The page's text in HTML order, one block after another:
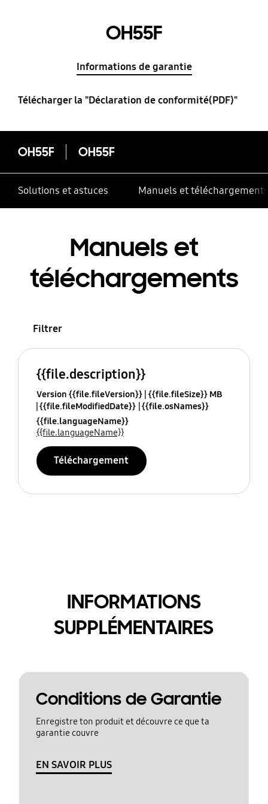
OH55F
Informations de garantie
Télécharger la "Déclaration de conformité(PDF)"
OH55F OH55F
Solutions et astuces Manuels et téléchargements
Manuels et
téléchargements
Filtrer
{{file.description}}
Version {{file.fileVersion}} {{file.fileSize}} MB
{{file.fileModifiedDate}} {{file.osNames}}
{{file.languageName}}
{{file.languageName}}
Téléchargement
INFORMATIONS
SUPPLÉMENTAIRES
Conditions de Garantie
Enregistre ton produit et découvre ce que ta
garantie couvre
EN SAVOIR PLUS